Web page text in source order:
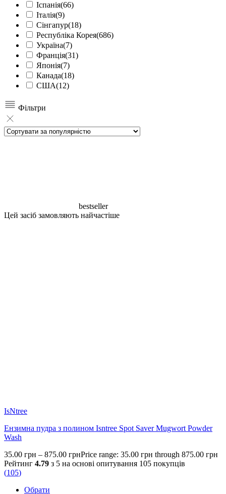
Іспанія(66)
Італія(9)
Сінгапур(18)
Республіка Корея(686)
Україна(7)
Франція(31)
Японія(7)
Канада(18)
США(12)
Фільтри
bestseller
Цей засіб замовляють найчастіше
IsNtree
Ензимна пудра з полином Isntree Spot Saver Mugwort Powder
Wash
35.00 грн – 875.00 грнPrice range: 35.00 грн through 875.00 грн
Рейтинг 4.79 з 5 на основі опитування 105 покупців
(105)
Обрати